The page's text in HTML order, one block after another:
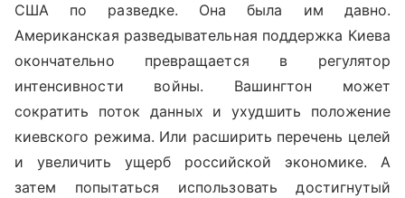
США по разведке. Она была им давно.
Американская разведывательная поддержка Киева
окончательно превращается в регулятор
интенсивности войны. Вашингтон может
сократить поток данных и ухудшить положение
киевского режима. Или расширить перечень целей
и увеличить ущерб российской экономике. А
затем попытаться использовать достигнутый